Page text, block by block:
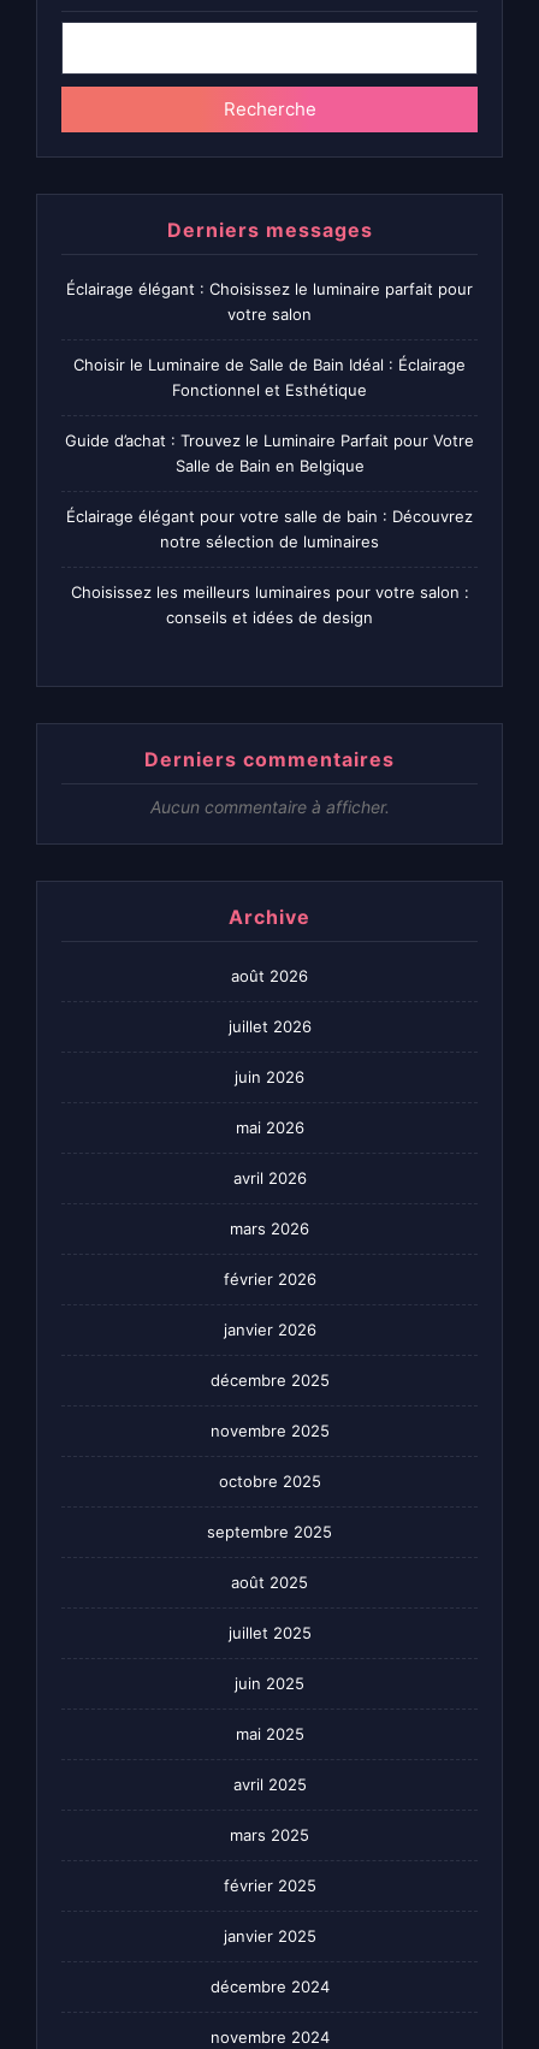
Recherche
Derniers messages
Éclairage élégant : Choisissez le luminaire parfait pour
votre salon
Choisir le Luminaire de Salle de Bain Idéal : Éclairage
Fonctionnel et Esthétique
Guide d’achat : Trouvez le Luminaire Parfait pour Votre
Salle de Bain en Belgique
Éclairage élégant pour votre salle de bain : Découvrez
notre sélection de luminaires
Choisissez les meilleurs luminaires pour votre salon :
conseils et idées de design
Derniers commentaires
Aucun commentaire à afficher.
Archive
août 2026
juillet 2026
juin 2026
mai 2026
avril 2026
mars 2026
février 2026
janvier 2026
décembre 2025
novembre 2025
octobre 2025
septembre 2025
août 2025
juillet 2025
juin 2025
mai 2025
avril 2025
mars 2025
février 2025
janvier 2025
décembre 2024
novembre 2024